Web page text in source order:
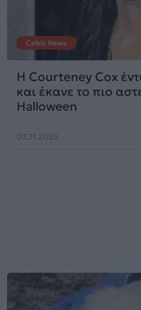
Celeb News
Η Courteney Cox
και έκανε το πιο
Halloween
03.11.2025